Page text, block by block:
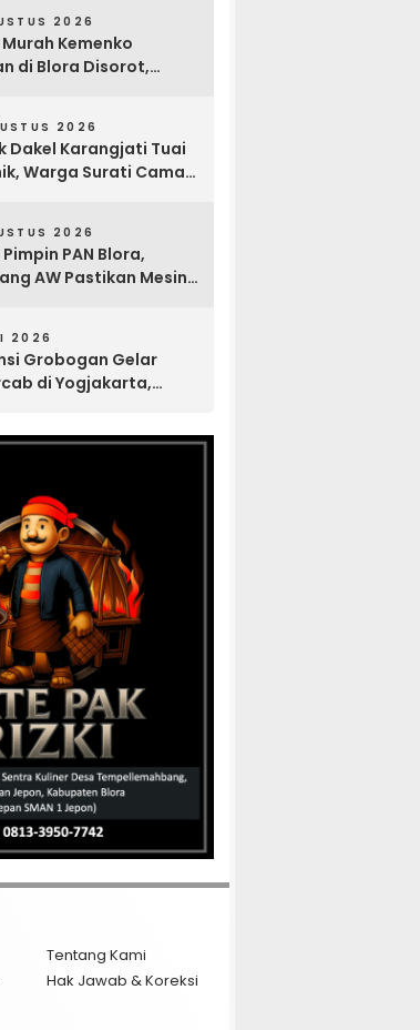
2026
Kemenko
di Blora Disorot,
2026
Dakel Karangjati Tuai
Warga Surati Camat
2026
Pimpin PAN Blora,
AW Pastikan Mesin
2026
Grobogan Gelar
di Yogjakarta,
Tentang Kami
Hak Jawab & Koreksi